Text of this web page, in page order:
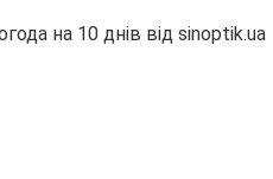
на 10 днів від sinoptik.ua